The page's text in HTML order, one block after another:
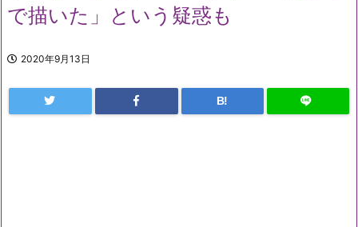
で描いた」という疑惑も
2020年9月13日
B!